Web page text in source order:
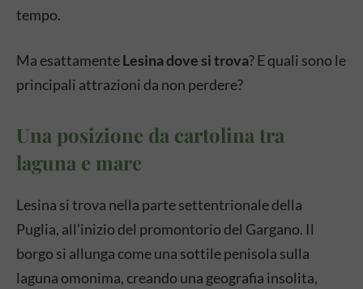
tempo.
Ma esattamenteLesina dove si trova? E quali sono le
principali attrazioni da non perdere?
Una posizione da cartolina tra
laguna e mare
Lesina si trova nella parte settentrionale della
Puglia, all’inizio del promontorio del Gargano. Il
borgo si allunga come una sottile penisola sulla
laguna omonima, creando una geografia insolita,